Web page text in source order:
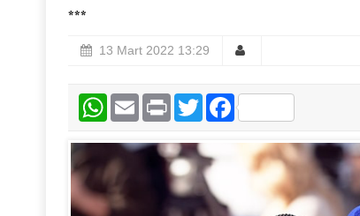
***
13 Mart 2022 13:29
WhatsApp
EmailPrint TwitterFacebook